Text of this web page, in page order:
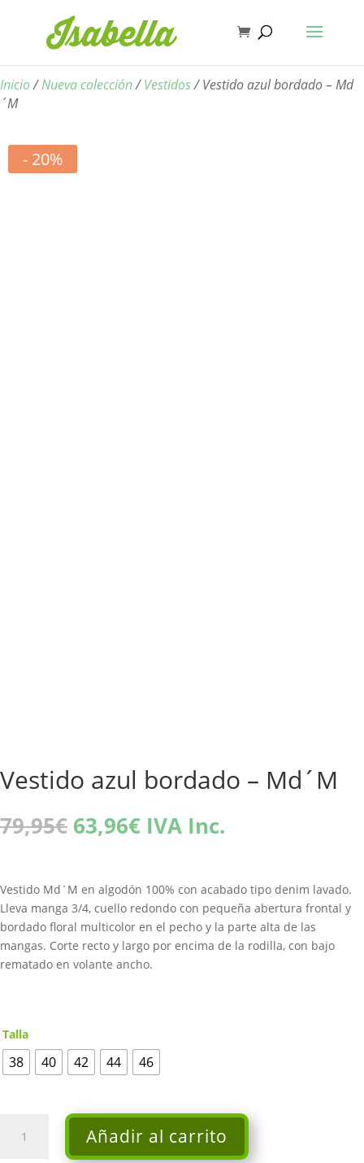
Inicio/Nueva colección/Vestidos/ Vestido azul bordado – Md
´M
- 20%
Vestido azul bordado – Md´M
79,95€ El
precio
era:
79,95€.
63,96€El
precio
es:
63,96€.
IVA Inc.
Vestido Md´M en algodón 100% con acabado tipo denim lavado.
Lleva manga 3/4, cuello redondo con pequeña abertura frontal y
bordado floral multicolor en el pecho y la parte alta de las
mangas. Corte recto y largo por encima de la rodilla, con bajo
rematado en volante ancho.
Talla
38 40 42 44 46
Añadir al carrito